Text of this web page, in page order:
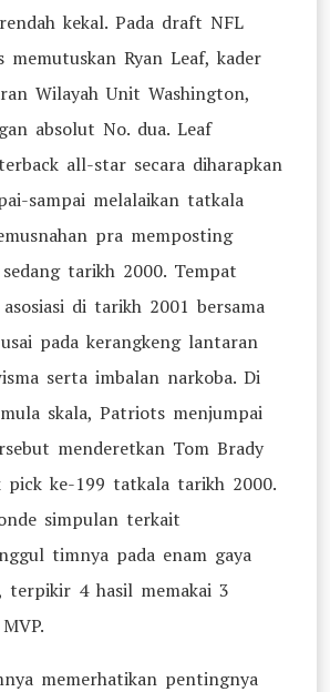
kekal. Pada draft NFL
memutuskan Ryan Leaf, kader
Wilayah Unit Washington,
absolut No. dua. Leaf
all-star secara diharapkan
sampai melalaikan tatkala
pra memposting
tarikh 2000. Tempat
di tarikh 2001 bersama
pada kerangkeng lantaran
serta imbalan narkoba. Di
skala, Patriots menjumpai
menderetkan Tom Brady
pick ke-199 tatkala tarikh 2000.
simpulan terkait
timnya pada enam gaya
terpikir 4 hasil memakai 3
memerhatikan pentingnya